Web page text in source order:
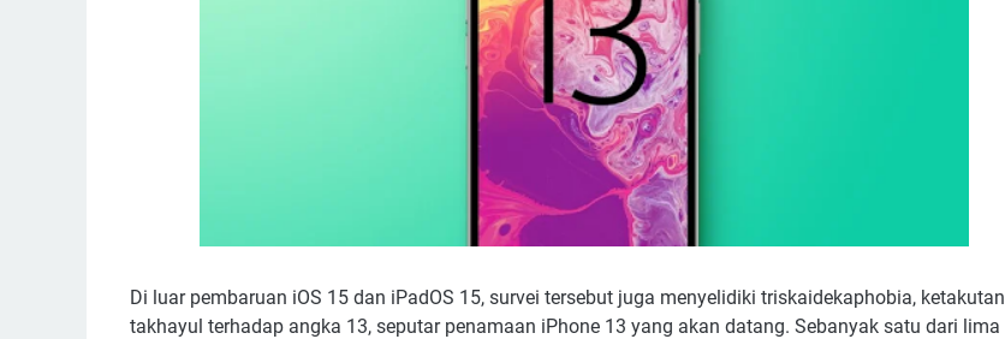
Di luar pembaruan iOS 15 dan iPadOS 15, survei tersebut juga menyelidiki triskaidekaphobia, ketakutan
takhayul terhadap angka 13, seputar penamaan iPhone 13 yang akan datang. Sebanyak satu dari lima